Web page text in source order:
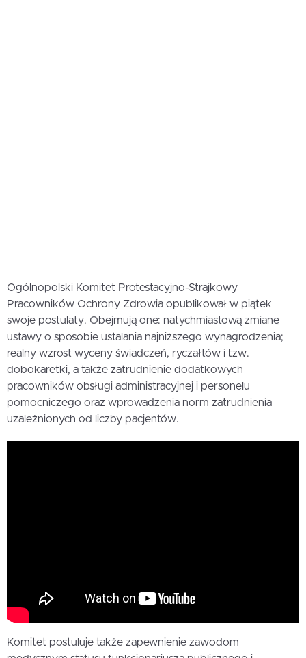
Ogólnopolski Komitet Protestacyjno-Strajkowy
Pracowników Ochrony Zdrowia opublikował w piątek
swoje postulaty. Obejmują one: natychmiastową zmianę
ustawy o sposobie ustalania najniższego wynagrodzenia;
realny wzrost wyceny świadczeń, ryczałtów i tzw.
dobokaretki, a także zatrudnienie dodatkowych
pracowników obsługi administracyjnej i personelu
pomocniczego oraz wprowadzenia norm zatrudnienia
uzależnionych od liczby pacjentów.
Komitet postuluje także zapewnienie zawodom